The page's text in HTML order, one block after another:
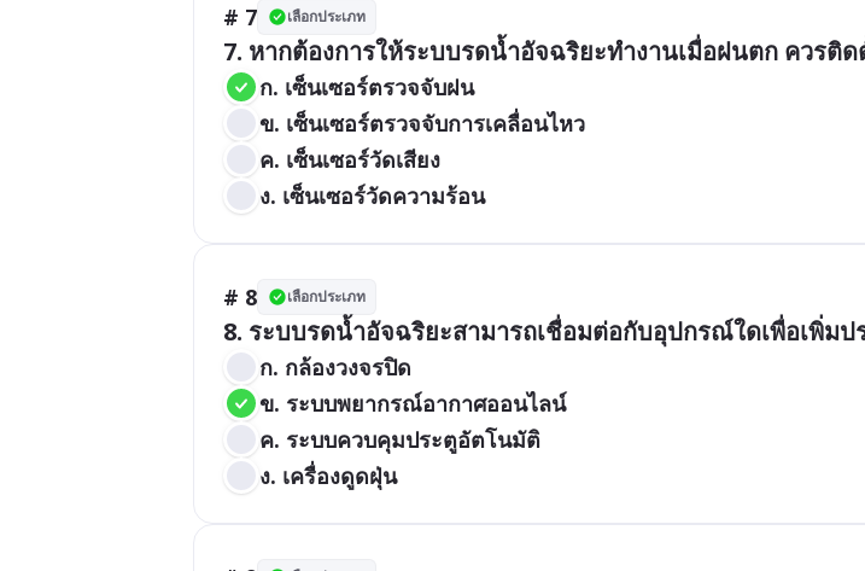
# 7 เลือกประเภท
ก. เซ็นเซอร์ตรวจจับฝน
ข. เซ็นเซอร์ตรวจจับการเคลื่อนไหว
ค. เซ็นเซอร์วัดเสียง
ง. เซ็นเซอร์วัดความร้อน
# 8 เลือกประเภท
ก. กล้องวงจรปิด
ข. ระบบพยากรณ์อากาศออนไลน์
ค. ระบบควบคุมประตูอัตโนมัติ
ง. เครื่องดูดฝุ่น